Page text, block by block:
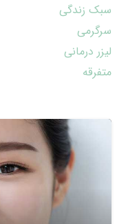
سبک زندگی
سرگرمی
لیزر درمانی
متفرقه